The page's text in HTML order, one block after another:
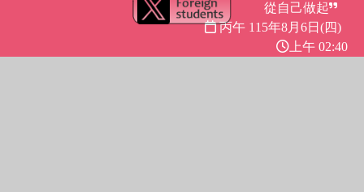
從自己做起
丙午 115年8月6日(四)
上午 02:40